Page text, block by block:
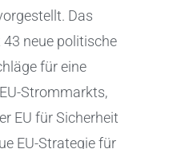
Das
neue politische
für eine
Strommarkts,
EU für Sicherheit
EU-Strategie für